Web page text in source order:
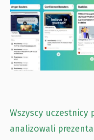
Wszyscy uczestnicy
analizowali